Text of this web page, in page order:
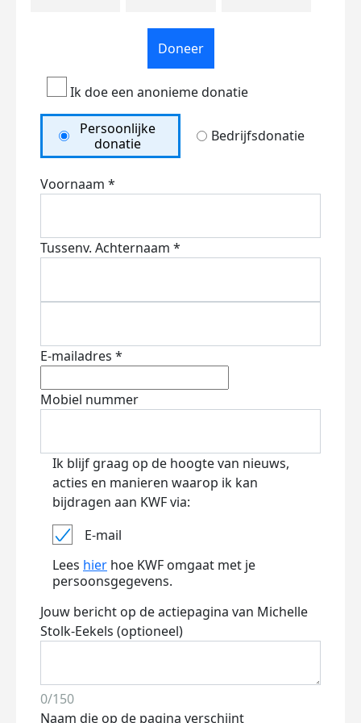
Doneer
Ik doe een anonieme donatie
Persoonlijke
donatie
Bedrijfsdonatie
Voornaam *
Tussenv. Achternaam *
E-mailadres *
Mobiel nummer
Ik blijf graag op de hoogte van nieuws,
acties en manieren waarop ik kan
bijdragen aan KWF via:
E-mail
Lees hier hoe KWF omgaat met je
persoonsgegevens.
Jouw bericht op de actiepagina van Michelle
Stolk-Eekels (optioneel)
0/150
Naam die op de pagina verschijnt